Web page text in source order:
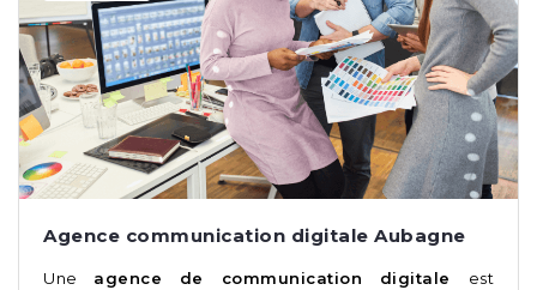
Agence communication digitale Aubagne
Une agence de communication digitale est